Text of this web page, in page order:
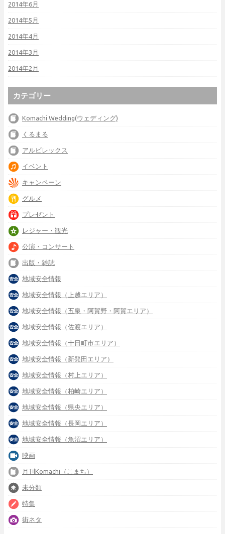
2014年6月
2014年5月
2014年4月
2014年3月
2014年2月
カテゴリー
Komachi Wedding(ウェディング)
くるまる
アルビレックス
イベント
キャンペーン
グルメ
プレゼント
レジャー・観光
公演・コンサート
出版・雑誌
地域安全情報
地域安全情報（上越エリア）
地域安全情報（五泉・阿賀野・阿賀エリア）
地域安全情報（佐渡エリア）
地域安全情報（十日町市エリア）
地域安全情報（新発田エリア）
地域安全情報（村上エリア）
地域安全情報（柏崎エリア）
地域安全情報（県央エリア）
地域安全情報（長岡エリア）
地域安全情報（魚沼エリア）
映画
月刊Komachi（こまち）
未分類
特集
街ネタ